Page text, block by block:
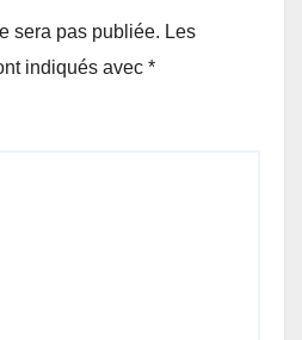
sera pas publiée. Les
indiqués avec *